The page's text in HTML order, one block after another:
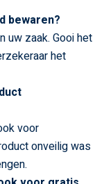
bewaren?
uw zaak. Gooi het
het
voor
onveilig was